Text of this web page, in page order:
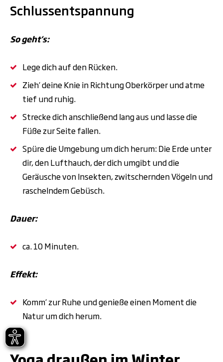
Schlussentspannung
So geht‘s:
Lege dich auf den Rücken.
Zieh‘ deine Knie in Richtung Oberkörper und atme
tief und ruhig.
Strecke dich anschließend lang aus und lasse die
Füße zur Seite fallen.
Spüre die Umgebung um dich herum: Die Erde unter
dir, den Lufthauch, der dich umgibt und die
Geräusche von Insekten, zwitschernden Vögeln und
raschelndem Gebüsch.
Dauer:
ca. 10 Minuten.
Effekt:
Komm‘ zur Ruhe und genieße einen Moment die
Natur um dich herum.
.